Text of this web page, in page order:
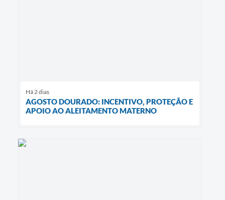
Há 2 dias
AGOSTO DOURADO: INCENTIVO, PROTEÇÃO E
APOIO AO ALEITAMENTO MATERNO